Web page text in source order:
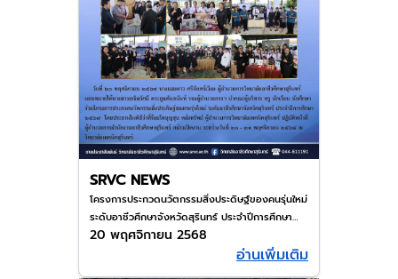
SRVC NEWS
โครงการประกวดนวัตกรรมสิ่งประดิษฐ์ของคนรุ่นใหม่
ระดับอาชีวศึกษาจังหวัดสุรินทร์ ประจำปีการศึกษา
2568
20 พฤศจิกายน 2568
อ่านเพิ่มเติม